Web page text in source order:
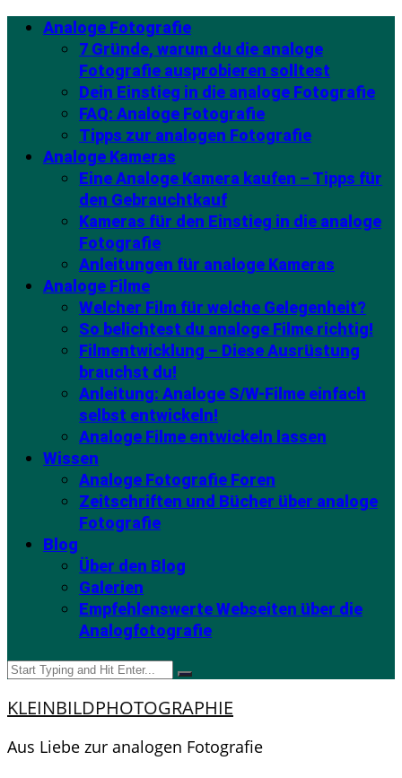
Analoge Fotografie
7 Gründe, warum du die analoge
Fotografie ausprobieren solltest
Dein Einstieg in die analoge Fotografie
FAQ: Analoge Fotografie
Tipps zur analogen Fotografie
Analoge Kameras
Eine Analoge Kamera kaufen – Tipps für
den Gebrauchtkauf
Kameras für den Einstieg in die analoge
Fotografie
Anleitungen für analoge Kameras
Analoge Filme
Welcher Film für welche Gelegenheit?
So belichtest du analoge Filme richtig!
Filmentwicklung – Diese Ausrüstung
brauchst du!
Anleitung: Analoge S/W-Filme einfach
selbst entwickeln!
Analoge Filme entwickeln lassen
Wissen
Analoge Fotografie Foren
Zeitschriften und Bücher über analoge
Fotografie
Blog
Über den Blog
Galerien
Empfehlenswerte Webseiten über die
Analogfotografie
KLEINBILDPHOTOGRAPHIE
Aus Liebe zur analogen Fotografie